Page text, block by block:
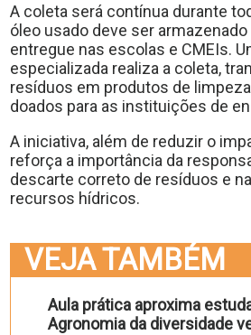
A coleta será contínua durante
óleo usado deve ser
entregue nas escolas e CMEIs.
especializada realiza a coleta,
resíduos em produtos de
doados para as instituições de
A iniciativa, além de reduzir o
reforça a importância da
descarte correto de resíduos e
recursos hídricos.
VEJA TAMBÉM
Aula prática aproxima
Agronomia da diversidade